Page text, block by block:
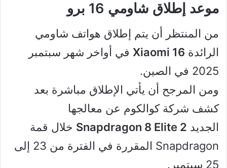
موعد إطلاق شاومي 16 برو
من المنتظر أن يتم إطلاق هواتف شاومي
الرائدة Xiaomi 16 في أواخر شهر سبتمبر
2025 في الصين.
ومن المرجح أن يأتي الإطلاق مباشرة بعد
كشف شركة كوالكوم عن معالجها
الجديد Snapdragon 8 Elite 2 خلال قمة
Snapdragon المقررة في الفترة من 23 إلى
25 سبتمبر.